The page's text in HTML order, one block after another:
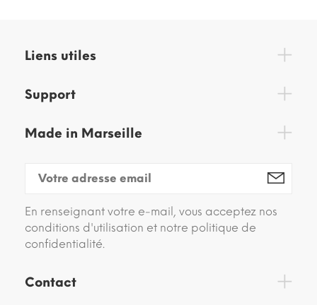
Liens utiles
Support
Made in Marseille
En renseignant votre e-mail, vous acceptez nos
conditions d'utilisation et notre politique de
confidentialité.
Contact